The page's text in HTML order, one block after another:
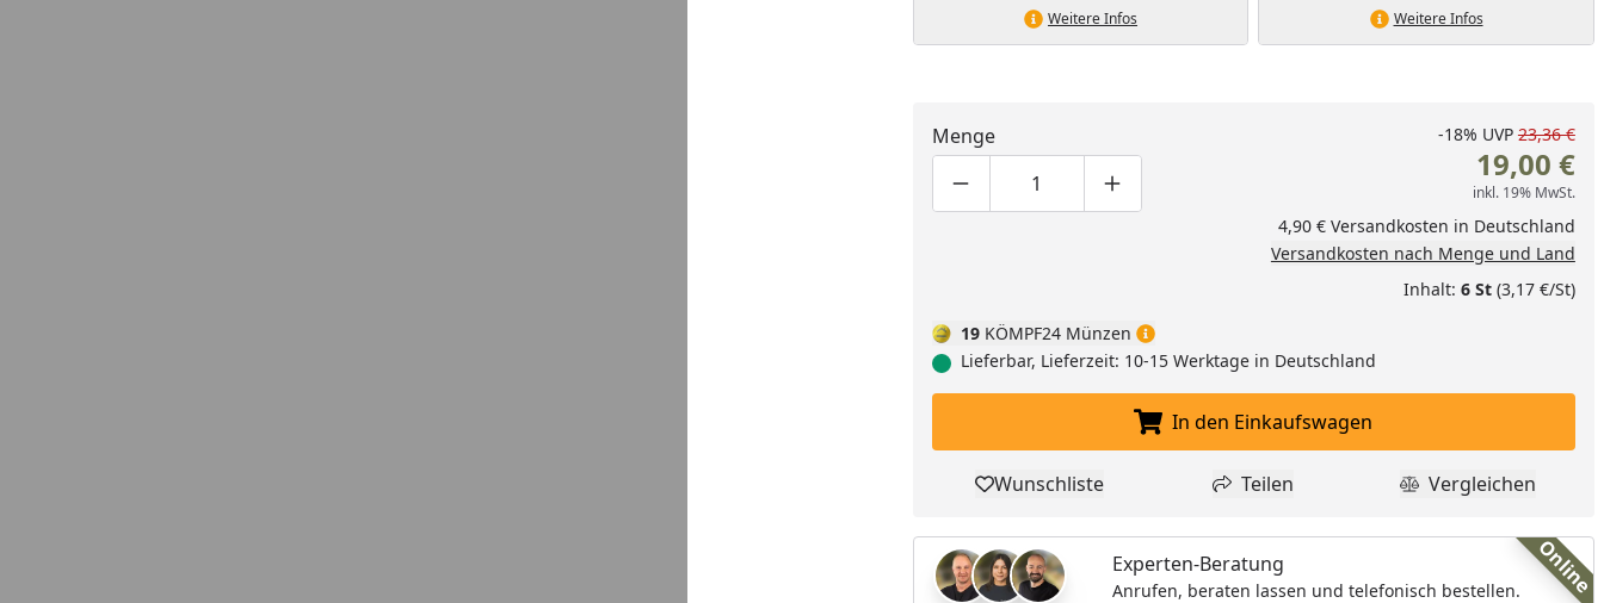
Weitere Infos Weitere Infos
Menge
Produktmenge um eins verringern
Produktmenge manuell eingeben
Produktmenge um eins erhöhen
-18% UVP 23,36 €
19,00 €
inkl. 19% MwSt.
4,90 € Versandkosten in Deutschland
Versandkosten nach Menge und Land
Inhalt: 6 St(3,17 €/St)
19 KÖMPF24 Münzen
Lieferbar, Lieferzeit: 10-15 Werktage in Deutschland
In den Einkaufswagen legen
In den Einkaufswagen
Produkt zur Wunschliste hinzufügen
Wunschliste Teilen
Teilen Produkt
Vergleichen
Online
Experten-Beratung
Anrufen, beraten lassen und telefonisch bestellen.